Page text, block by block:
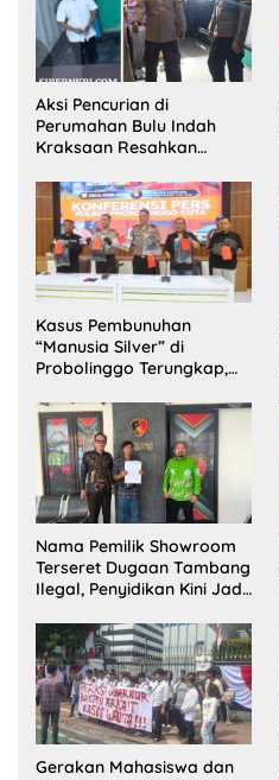
Aksi Pencurian di
Perumahan Bulu Indah
Kraksaan Resahkan
Kasus Pembunuhan
“Manusia Silver” di
Probolinggo Terungkap,
Satu Buron
Nama Pemilik Showroom
Terseret Dugaan Tambang
Ilegal, Penyidikan Kini Jadi
Gerakan Mahasiswa dan